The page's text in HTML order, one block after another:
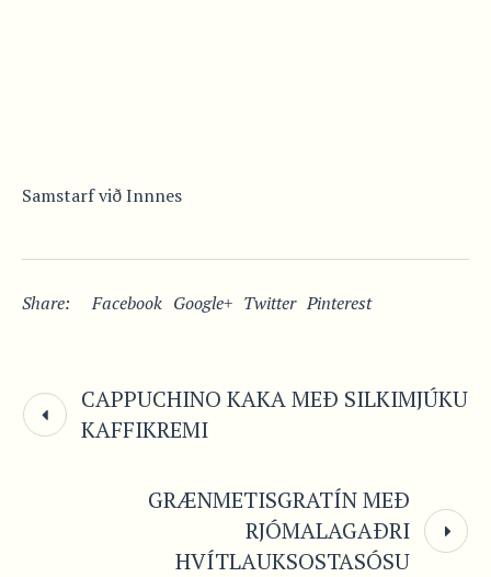
Samstarf við Innnes
Share: Facebook Google+ Twitter Pinterest
CAPPUCHINO KAKA MEÐ SILKIMJÚKU
KAFFIKREMI
GRÆNMETISGRATÍN MEÐ
RJÓMALAGAÐRI
HVÍTLAUKSOSTASÓSU